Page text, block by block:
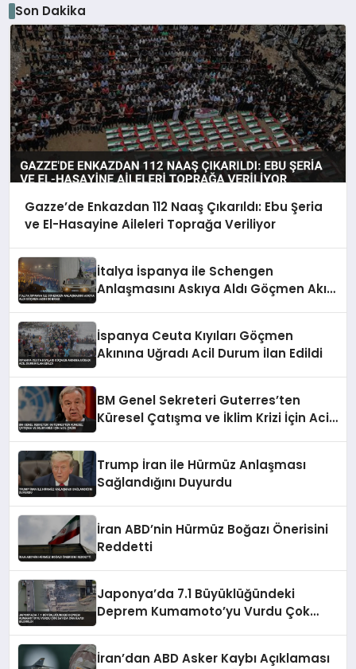
Son Dakika
Gazze’de Enkazdan 112 Naaş Çıkarıldı: Ebu Şeria
ve El-Hasayine Aileleri Toprağa Veriliyor
İtalya İspanya ile Schengen
Anlaşmasını Askıya Aldı Göçmen Akını
İspanya Ceuta Kıyıları Göçmen
Akınına Uğradı Acil Durum İlan Edildi
BM Genel Sekreteri Guterres’ten
Küresel Çatışma ve İklim Krizi İçin Acil
Trump İran ile Hürmüz Anlaşması
Sağlandığını Duyurdu
İran ABD’nin Hürmüz Boğazı Önerisini
Reddetti
Japonya’da 7.1 Büyüklüğündeki
Deprem Kumamoto’yu Vurdu Çok
İran’dan ABD Asker Kaybı Açıklaması